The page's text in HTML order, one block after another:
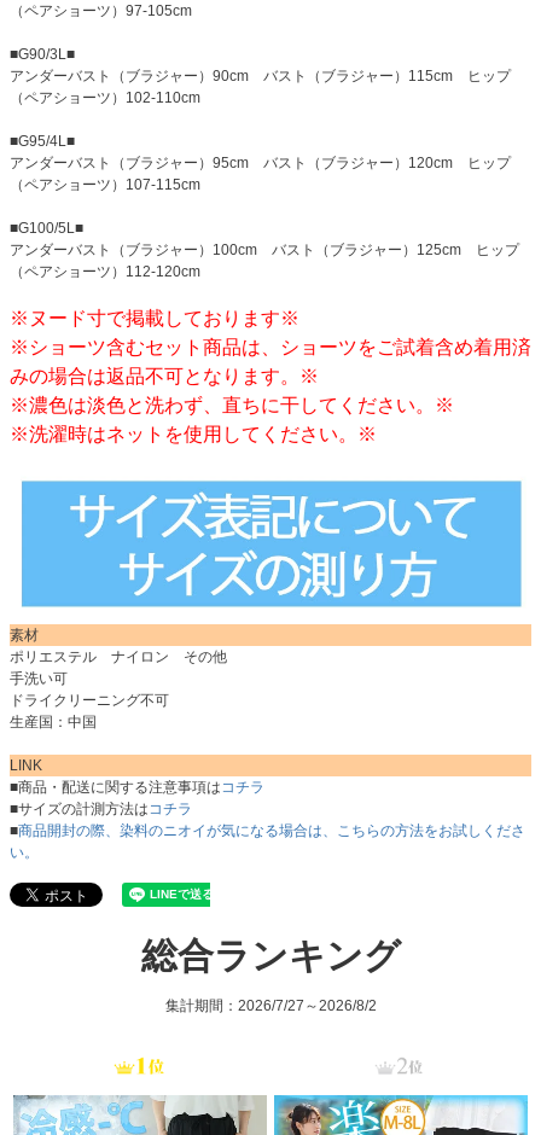
（ペアショーツ）97-105cm
■G90/3L■
アンダーバスト（ブラジャー）90cm バスト（ブラジャー）115cm ヒップ
（ペアショーツ）102-110cm
■G95/4L■
アンダーバスト（ブラジャー）95cm バスト（ブラジャー）120cm ヒップ
（ペアショーツ）107-115cm
■G100/5L■
アンダーバスト（ブラジャー）100cm バスト（ブラジャー）125cm ヒップ
（ペアショーツ）112-120cm
※ヌード寸で掲載しております※
※ショーツ含むセット商品は、ショーツをご試着含め着用済
みの場合は返品不可となります。※
※濃色は淡色と洗わず、直ちに干してください。※
※洗濯時はネットを使用してください。※
素材
ポリエステル ナイロン その他
手洗い可
ドライクリーニング不可
生産国：中国
LINK
■商品・配送に関する注意事項はコチラ
■サイズの計測方法はコチラ
■商品開封の際、染料のニオイが気になる場合は、こちらの方法をお試しくださ
い。
総合ランキング
集計期間：2026/7/27～2026/8/2